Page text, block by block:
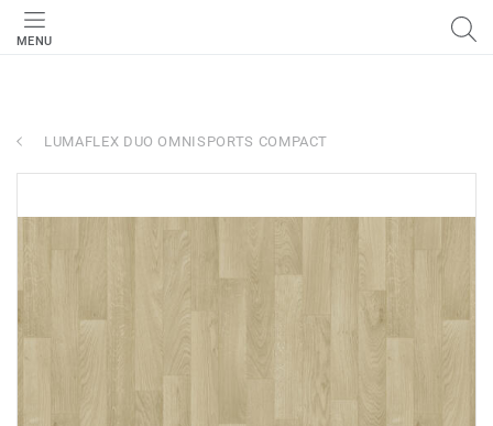
MENU
LUMAFLEX DUO OMNISPORTS COMPACT